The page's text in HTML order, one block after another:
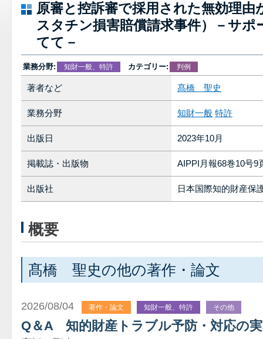
原審と控訴審で採用された無効理
スタチン損害賠償請求事件）－サポ
てて－
業務分野: 知財一般、特許 カテゴリー: 判例
著者など 髙橋 聖史
業務分野 知財一般 特許
出版日 2023年10月
掲載誌・出版物 AIPPI月報68巻10号9
出版社 日本国際知的財産保
概要
髙橋 聖史の他の著作・論文
2026/08/04 著作・論文 知財一般、特許 その他
Q＆A 知的財産トラブル予防・対応の